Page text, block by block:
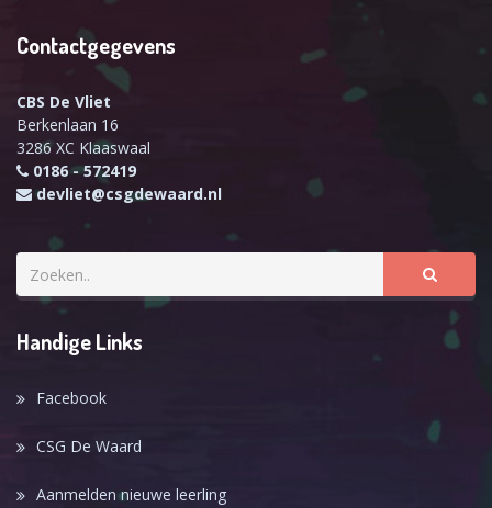
Contactgegevens
CBS De Vliet
Berkenlaan 16
3286 XC Klaaswaal
0186 - 572419
devliet@csgdewaard.nl
Handige Links
Facebook
CSG De Waard
Aanmelden nieuwe leerling